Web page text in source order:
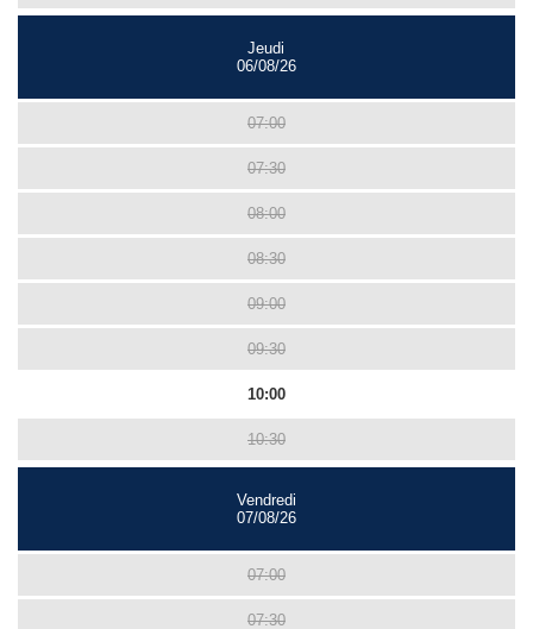
Jeudi
06/08/26
07:00
07:30
08:00
08:30
09:00
09:30
10:00
10:30
Vendredi
07/08/26
07:00
07:30